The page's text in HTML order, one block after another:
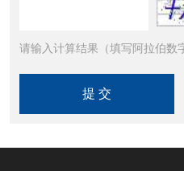
请输入计算结果（填写阿拉伯数